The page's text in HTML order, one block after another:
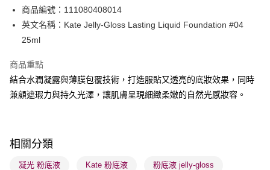
PayMe
WeChat Pay
送貨方式
順豐自助櫃 - 確認發貨後1-3個工作天送達
順豐站及營業點 - 確認發貨後1-3個工作天送達
商品編號：111080408014
英文名稱：Kate Jelly-Gloss Lasting Liquid Foundation #04
25ml
商品重點
結合水潤凝露與薄膜包覆技術，打造服貼又透亮的底妝效果，同時
兼顧遮瑕力與持久光澤，讓肌膚呈現細緻柔嫩的自然光感妝容。
相關分類
凝光 粉底液 Kate 粉底液 粉底液 jelly-gloss